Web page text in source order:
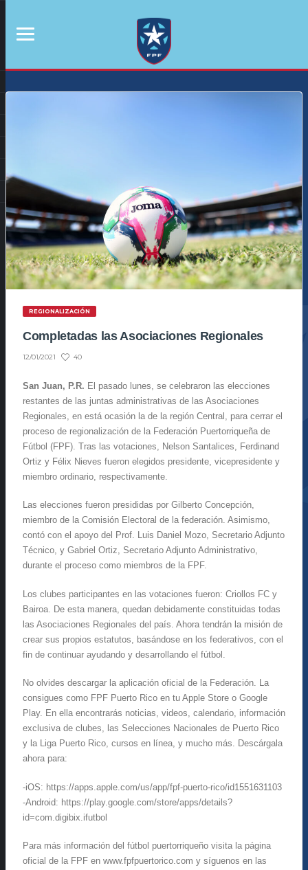
REGIONALIZACIÓN
Completadas las Asociaciones Regionales
12/01/2021 40
San Juan, P.R. El pasado lunes, se celebraron las elecciones
restantes de las juntas administrativas de las Asociaciones
Regionales, en está ocasión la de la región Central, para cerrar el
proceso de regionalización de la Federación Puertorriqueña de
Fútbol (FPF). Tras las votaciones, Nelson Santalices, Ferdinand
Ortiz y Félix Nieves fueron elegidos presidente, vicepresidente y
miembro ordinario, respectivamente.
Las elecciones fueron presididas por Gilberto Concepción,
miembro de la Comisión Electoral de la federación. Asimismo,
contó con el apoyo del Prof. Luis Daniel Mozo, Secretario Adjunto
Técnico, y Gabriel Ortiz, Secretario Adjunto Administrativo,
durante el proceso como miembros de la FPF.
Los clubes participantes en las votaciones fueron: Criollos FC y
Bairoa. De esta manera, quedan debidamente constituidas todas
las Asociaciones Regionales del país. Ahora tendrán la misión de
crear sus propios estatutos, basándose en los federativos, con el
fin de continuar ayudando y desarrollando el fútbol.
No olvides descargar la aplicación oficial de la Federación. La
consigues como FPF Puerto Rico en tu Apple Store o Google
Play. En ella encontrarás noticias, videos, calendario, información
exclusiva de clubes, las Selecciones Nacionales de Puerto Rico
y la Liga Puerto Rico, cursos en línea, y mucho más. Descárgala
ahora para:
-iOS: https://apps.apple.com/us/app/fpf-puerto-rico/id1551631103
-Android: https://play.google.com/store/apps/details?
id=com.digibix.ifutbol
Para más información del fútbol puertorriqueño visita la página
oficial de la FPF en www.fpfpuertorico.com y síguenos en las